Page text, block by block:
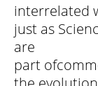
interrelated
just as
are
part